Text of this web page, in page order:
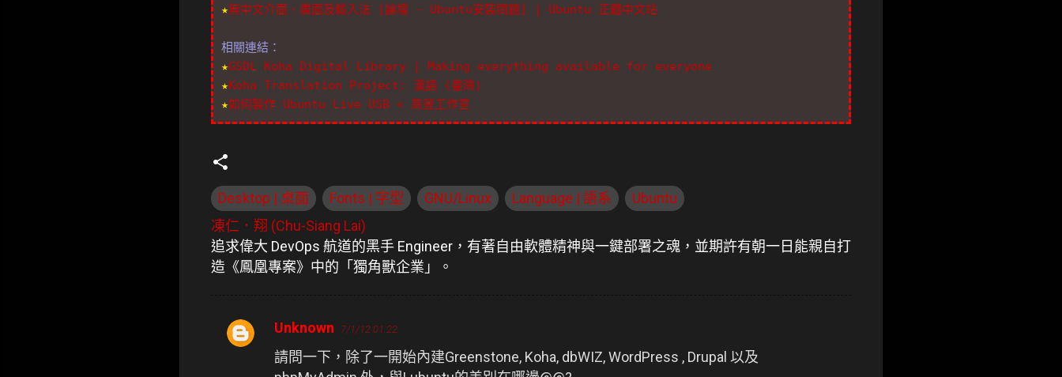
★無中文介面、畫面及輸入法 [論壇 - Ubuntu安裝問題] | Ubuntu 正體中文站
相關連結：
★GSDL Koha Digital Library | Making everything available for everyone
★Koha Translation Project: 漢語 (臺灣)
★如何製作 Ubuntu Live USB « 高登工作室
Desktop | 桌面 Fonts | 字型 GNU/Linux Language | 語系
Ubuntu
凍仁．翔 (Chu-Siang Lai)
追求偉大 DevOps 航道的黑手 Engineer，有著自由軟體精神與一鍵部署之魂，並期許有朝一日能親自打
造《鳳凰專案》中的「獨角獸企業」。
留
Unknown 7/1/12 01:22
請問一下，除了一開始內建Greenstone, Koha, dbWIZ, WordPress , Drupal 以及